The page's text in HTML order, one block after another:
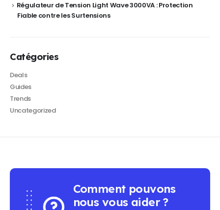
Régulateur de Tension Light Wave 3000VA : Protection
Fiable contre les Surtensions
Catégories
Deals
Guides
Trends
Uncategorized
Comment pouvons
nous vous aider ?